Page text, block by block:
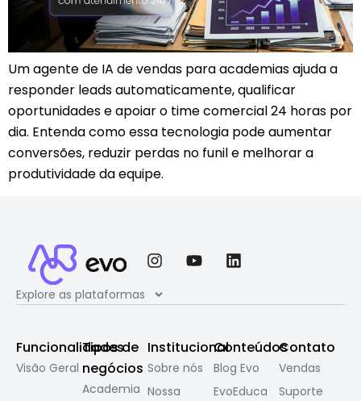
Um agente de IA de vendas para academias ajuda a
responder leads automaticamente, qualificar
oportunidades e apoiar o time comercial 24 horas por
dia. Entenda como essa tecnologia pode aumentar
conversões, reduzir perdas no funil e melhorar a
produtividade da equipe.
Explore as plataformas
Funcionalidades
Visão Geral
Tipos de
negócios
Academia
Institucional
Sobre nós
Nossa
Conteúdos
Blog Evo
EvoEduca
Contato
Vendas
Suporte